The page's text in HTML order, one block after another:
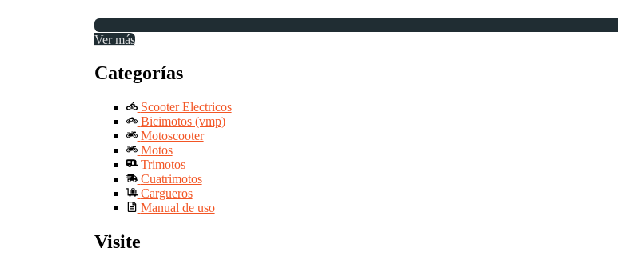
Ver más
Categorías
Scooter Electricos
Bicimotos (vmp)
Motoscooter
Motos
Trimotos
Cuatrimotos
Cargueros
Manual de uso
Visite